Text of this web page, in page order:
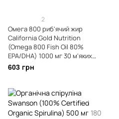
2
Омега 800 риб'ячий жир
California Gold Nutrition
(Omega 800 Fish Oil 80%
EPA/DHA) 1000 мг 30 м'яких
капсул
603 грн